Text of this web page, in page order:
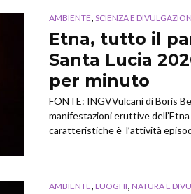
AMBIENTE, SCIENZA E
Etna, tutto il
Santa Lucia
per minuto
FONTE: INGVVulcani di Boris
manifestazioni eruttive dell’Etna
caratteristiche è l’attività
AMBIENTE, LUOGHI, NATURA E